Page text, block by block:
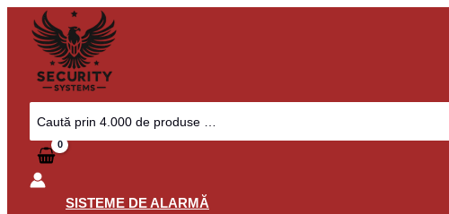
Skip
content
Search
for:
SISTEME DE ALARMĂ